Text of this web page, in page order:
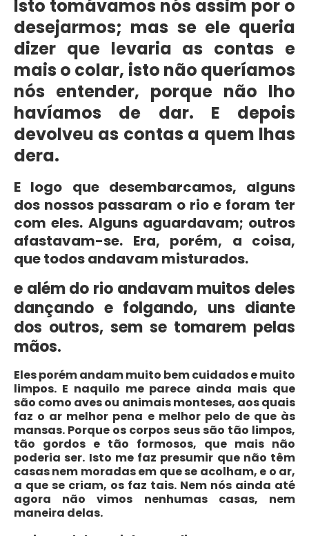
Isto tomávamos nós assim por o
desejarmos; mas se ele queria
dizer que levaria as contas e
mais o colar, isto não queríamos
nós entender, porque não lho
havíamos de dar. E depois
devolveu as contas a quem lhas
dera.
E logo que desembarcamos, alguns
dos nossos passaram o rio e foram ter
com eles. Alguns aguardavam; outros
afastavam-se. Era, porém, a coisa,
que todos andavam misturados.
e além do rio andavam muitos deles
dançando e folgando, uns diante
dos outros, sem se tomarem pelas
mãos.
Eles porém andam muito bem cuidados e muito
limpos. E naquilo me parece ainda mais que
são como aves ou animais monteses, aos quais
faz o ar melhor pena e melhor pelo de que às
mansas. Porque os corpos seus são tão limpos,
tão gordos e tão formosos, que mais não
poderia ser. Isto me faz presumir que não têm
casas nem moradas em que se acolham, e o ar,
a que se criam, os faz tais. Nem nós ainda até
agora não vimos nenhumas casas, nem
maneira delas.